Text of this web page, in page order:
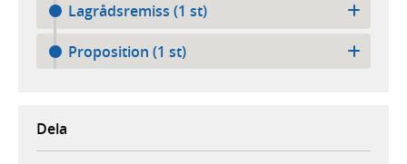
Lagrådsremiss (1 st)
Proposition (1 st)
Dela